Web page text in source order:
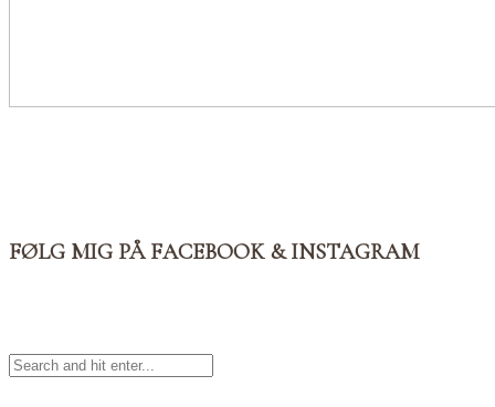
FØLG MIG PÅ FACEBOOK & INSTAGRAM